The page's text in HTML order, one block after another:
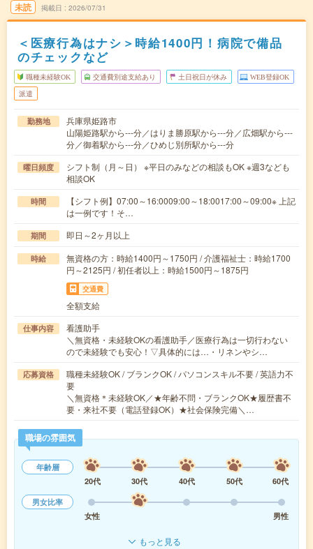
未読 掲載日 2026/07/31
＜医療行為はナシ＞時給1400円！病院で備品
のチェックなど
職種未経験OK 交通費別途支給あり 土日祝日が休み WEB登録OK
派遣
勤務地
兵庫県姫路市
山陽姫路駅から---分／はりま勝原駅から---分／広畑駅から---
分／御着駅から---分／ひめじ別所駅から---分
曜日頻度
シフト制（月～日） ※平日のみなどの相談もOK ※週3なども
相談OK
時間
【シフト例】07:00～16:0009:00～18:0017:00～09:00※ 上記
は一例です！そ…
期間 即日～2ヶ月以上
時給
無資格の方：時給1400円～1750円 / 介護福祉士：時給1700
円～2125円 / 初任者以上：時給1500円～1875円
交通費
全額支給
仕事内容
看護助手
＼無資格・未経験OKの看護助手／医療行為は一切行わない
ので未経験でも安心！▽具体的には…・リネンやシ…
応募資格
職種未経験OK / ブランクOK / パソコンスキル不要 / 英語力不
要
＼無資格＊未経験OK／★年齢不問・ブランクOK★履歴書不
要・来社不要（電話登録OK）★社会保険完備＼…
職場の雰囲気
年齢層
20代
30代 40代 50代
60代
男女比率
女性
男性
もっと見る